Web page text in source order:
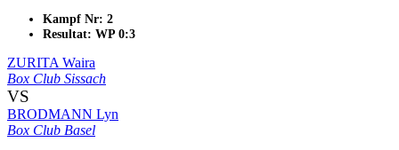
Kampf Nr: 2
Resultat: WP 0:3
ZURITA Waira
Box Club Sissach
VS
BRODMANN Lyn
Box Club Basel